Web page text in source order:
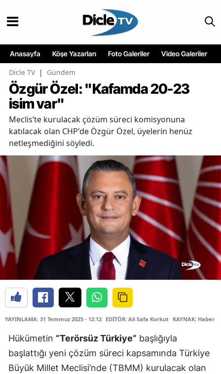
Anasayfa Köşe Yazarları Foto Galeriler Video Galeriler
Dicle TV | Gündem
Özgür Özel: "Kafamda 20-23
isim var"
Meclis’te kurulacak çözüm süreci komisyonuna
katılacak olan CHP'de Özgür Özel, üyelerin henüz
netleşmediğini söyledi.
YAYINLAMA: 31 Temmuz 2025 - 12:12 EDİTÖR: Ali Safa Korkut KAYNAK: Haber
Hükümetin “Terörsüz Türkiye” başlığıyla
başlattığı yeni çözüm süreci kapsamında Türkiye
Büyük Millet Meclisi’nde (TBMM) kurulacak olan